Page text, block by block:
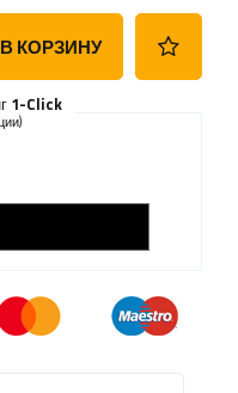
КОРЗИНУ
1-Click